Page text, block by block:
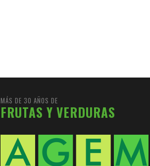
MÁS DE 30 AÑOS DE
FRUTAS Y VERDURAS